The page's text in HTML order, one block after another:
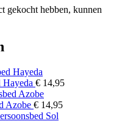
gekocht hebben, kunnen
Hayeda € 14,95
Azobe € 14,95